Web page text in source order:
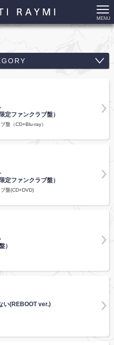
MENU
定ファンクラブ盤）
盤（CD+Blu-ray）
定ファンクラブ盤）
盤(CD+DVD)
）
い(REBOOT ver.)